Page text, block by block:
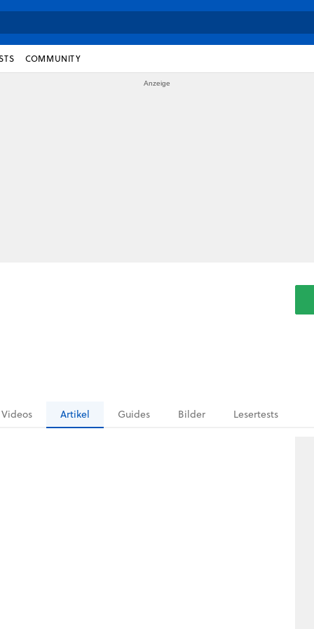
COMMUNITY
Videos Artikel Guides Bilder Lesertests